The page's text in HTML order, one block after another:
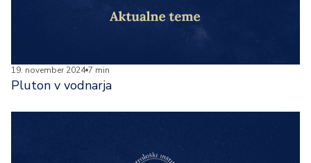
19. november 2024 7 min
Pluton v vodnarja